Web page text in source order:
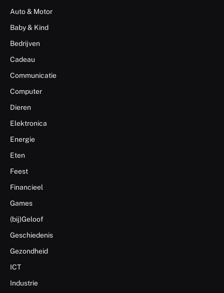
Auto & Motor
Baby & Kind
Bedrijven
Cadeau
Communicatie
Computer
Dieren
Elektronica
Energie
Eten
Feest
Financieel
Games
(bij)Geloof
Geschiedenis
Gezondheid
ICT
Industrie